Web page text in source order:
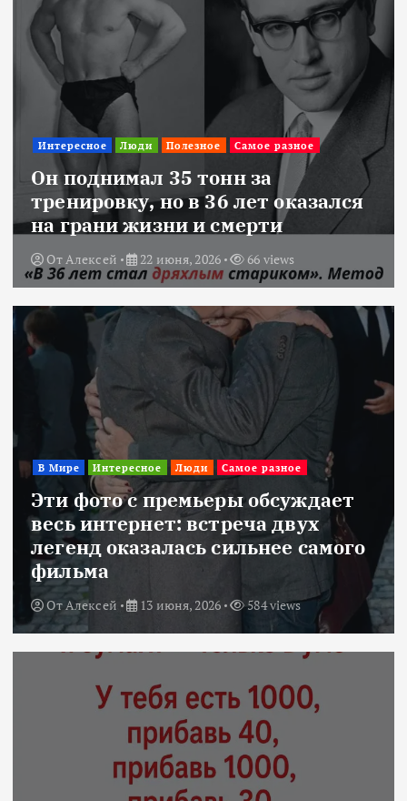
Интересное Люди Полезное Самое разное
Он поднимал 35 тонн за
тренировку, но в 36 лет оказался
на грани жизни и смерти
От Алексей 22 июня, 2026 66 views
В Мире Интересное Люди Самое разное
Эти фото с премьеры обсуждает
весь интернет: встреча двух
легенд оказалась сильнее самого
фильма
От Алексей 13 июня, 2026 584 views